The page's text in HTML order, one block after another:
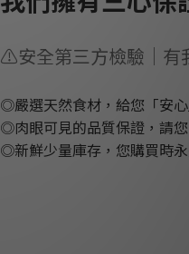
⚠️安全第三方檢驗｜有
◎嚴選天然食材，給您「安
◎肉眼可見的品質保證，請
◎新鮮少量庫存，您購買時